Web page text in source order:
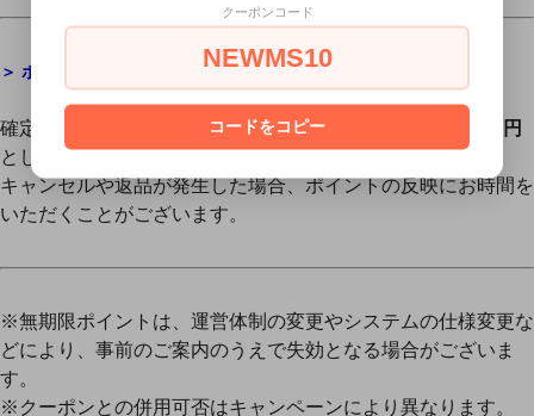
＞ ポイントのご利用
確定したポイントは、次回以降のご購入時に
1ポイント＝1円
としてご利用いただけます。
キャンセルや返品が発生した場合、ポイントの反映にお時間を
いただくことがございます。
※無期限ポイントは、運営体制の変更やシステムの仕様変更な
どにより、事前のご案内のうえで失効となる場合がございま
す。
※クーポンとの併用可否はキャンペーンにより異なります。
クーポンコード
NEWMS10
コードをコピー